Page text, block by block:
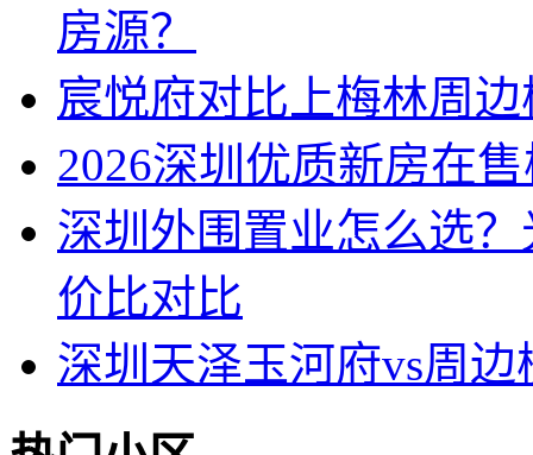
房源？
宸悦府对比上梅林周
2026深圳优质新房在
深圳外围置业怎么选
价比对比
深圳天泽玉河府vs周